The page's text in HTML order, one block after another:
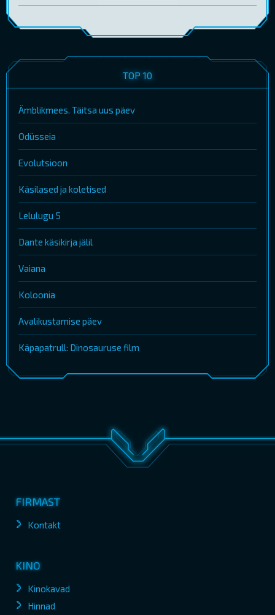
TOP 10
Ämblikmees. Täitsa uus päev
Odüsseia
Evolutsioon
Käsilased ja koletised
Lelulugu 5
Dante käsikirja jälil
Vaiana
Koloonia
Avalikustamise päev
Käpapatrull: Dinosauruse film
FIRMAST
Kontakt
KINO
Kinokavad
Hinnad